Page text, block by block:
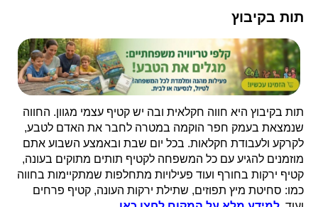
תות בקיבוץ
תות בקיבוץ היא חווה חקלאית ובה יש קטיף עצמי מגוון. החווה
שנמצאת בעמק חפר הוקמה במטרה לחבר את האדם לטבע,
לקרקע ולעבודת חקלאות. בכל יום שבת ובאמצע השבוע אתם
מוזמנים להגיע עם כל המשפחה לקטיף תותים מתוקים בעונה,
קטיף ירקות בחורף ועוד פעילויות מתחלפות שמתקיימות בחווה
כמו: סחיטת מיץ תפוזים, שתילת ירקות העונה, קטיף פרחים